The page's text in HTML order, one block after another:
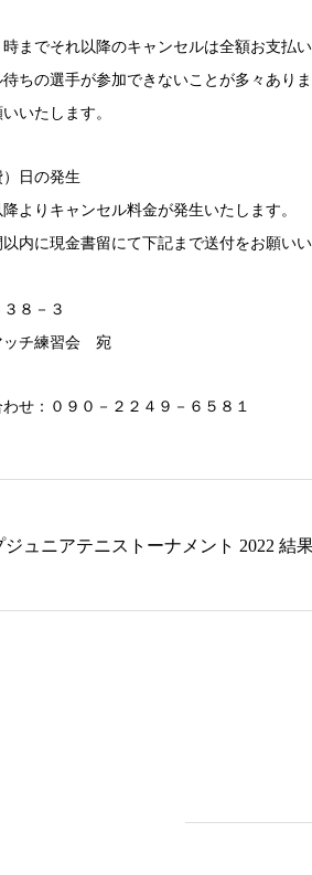
までそれ以降のキャンセルは全額お支払
ちの選手が参加できないことが多々あり
いたします。
日の発生
よりキャンセル料金が発生いたします。
内に現金書留にて下記まで送付をお願い
８－３
ッチ練習会 宛
せ：０９０－２２４９－６５８１
ュニアテニストーナメント 2022 結